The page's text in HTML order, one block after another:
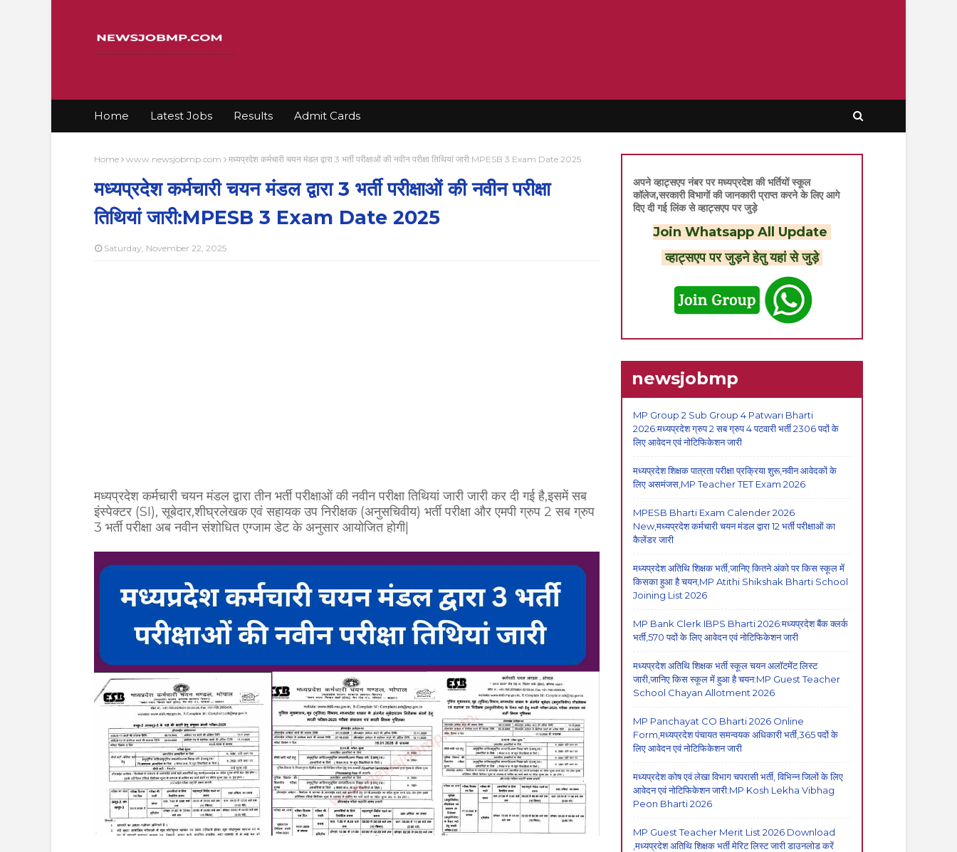
Home Latest Jobs Results Admit Cards
Home www.newsjobmp.com मध्यप्रदेश कर्मचारी चयन मंडल द्वारा 3 भर्ती परीक्षाओं की नवीन परीक्षा तिथियां जारी:MPESB 3 Exam Date 2025
मध्यप्रदेश कर्मचारी चयन मंडल द्वारा 3 भर्ती परीक्षाओं की नवीन परीक्षा
तिथियां जारी:MPESB 3 Exam Date 2025
Saturday, November 22, 2025
मध्यप्रदेश कर्मचारी चयन मंडल द्वारा तीन भर्ती परीक्षाओं की नवीन परीक्षा तिथियां जारी जारी कर दी गई है,इसमें सब
इंस्पेक्टर (SI), सूबेदार,शीघ्रलेखक एवं सहायक उप निरीक्षक (अनुसचिवीय) भर्ती परीक्षा और एमपी ग्रुप 2 सब ग्रुप
3 भर्ती परीक्षा अब नवीन संशोधित एग्जाम डेट के अनुसार आयोजित होगी|
अपने व्हाट्सएप नंबर पर मध्यप्रदेश की भर्तियों स्कूल
कॉलेज,सरकारी विभागों की जानकारी प्राप्त करने के लिए आगे
दिए दी गई लिंक से व्हाट्सएप पर जुड़े
Join Whatsapp All Update
व्हाट्सएप पर जुड़ने हेतु यहां से जुड़े
newsjobmp
MP Group 2 Sub Group 4 Patwari Bharti
2026:मध्यप्रदेश ग्रुप 2 सब ग्रुप 4 पटवारी भर्ती 2306 पदों के
लिए आवेदन एवं नोटिफिकेशन जारी
मध्यप्रदेश शिक्षक पात्रता परीक्षा प्रक्रिया शुरू,नवीन आवेदकों के
लिए असमंजस,MP Teacher TET Exam 2026
MPESB Bharti Exam Calender 2026
New,मध्यप्रदेश कर्मचारी चयन मंडल द्वारा 12 भर्ती परीक्षाओं का
कैलेंडर जारी
मध्यप्रदेश अतिथि शिक्षक भर्ती,जानिए कितने अंको पर किस स्कूल में
किसका हुआ है चयन,MP Atithi Shikshak Bharti School
Joining List 2026
MP Bank Clerk IBPS Bharti 2026:मध्यप्रदेश बैंक क्लर्क
भर्ती,570 पदों के लिए आवेदन एवं नोटिफिकेशन जारी
मध्यप्रदेश अतिथि शिक्षक भर्ती स्कूल चयन अलॉटमेंट लिस्ट
जारी,जानिए किस स्कूल में हुआ है चयन:MP Guest Teacher
School Chayan Allotment 2026
MP Panchayat CO Bharti 2026 Online
Form,मध्यप्रदेश पंचायत समन्वयक अधिकारी भर्ती,365 पदों के
लिए आवेदन एवं नोटिफिकेशन जारी
मध्यप्रदेश कोष एवं लेखा विभाग चपरासी भर्ती, विभिन्न जिलों के लिए
आवेदन एवं नोटिफिकेशन जारी:MP Kosh Lekha Vibhag
Peon Bharti 2026
MP Guest Teacher Merit List 2026 Download
,मध्यप्रदेश अतिथि शिक्षक भर्ती मेरिट लिस्ट जारी डाउनलोड करें